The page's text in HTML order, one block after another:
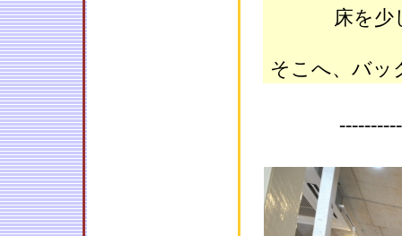
床を少
そこへ、バッ